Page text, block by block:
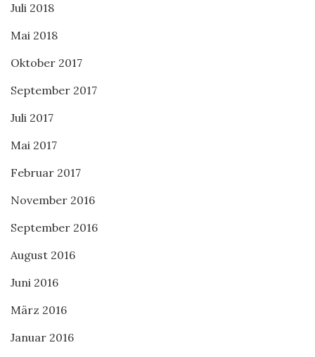
Juli 2018
Mai 2018
Oktober 2017
September 2017
Juli 2017
Mai 2017
Februar 2017
November 2016
September 2016
August 2016
Juni 2016
März 2016
Januar 2016